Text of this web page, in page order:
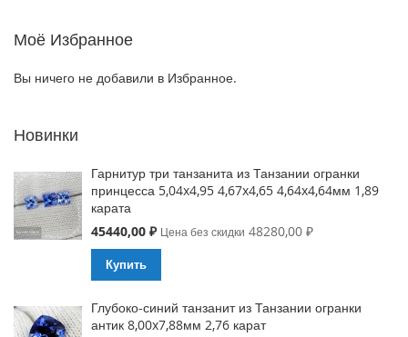
Моё Избранное
Вы ничего не добавили в Избранное.
Новинки
Гарнитур три танзанита из Танзании огранки
принцесса 5,04x4,95 4,67x4,65 4,64x4,64мм 1,89
карата
Special
45440,00 ₽ Цена без скидки 48280,00 ₽
Купить
Глубоко-синий танзанит из Танзании огранки
антик 8,00x7,88мм 2,76 карат